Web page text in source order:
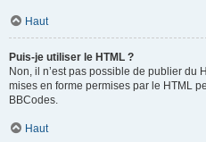
Haut
Puis-je utiliser le HTML ?
Non, il n’est pas possible de publier du
mises en forme permises par le HTML
BBCodes.
Haut